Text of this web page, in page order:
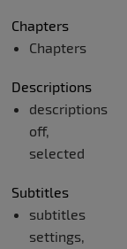
Chapters
Chapters
Descriptions
descriptions
off,
selected
Subtitles
subtitles
settings,